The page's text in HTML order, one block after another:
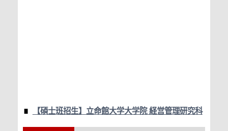
【碩士班招生】立命館大学大学院 経営管理研究科